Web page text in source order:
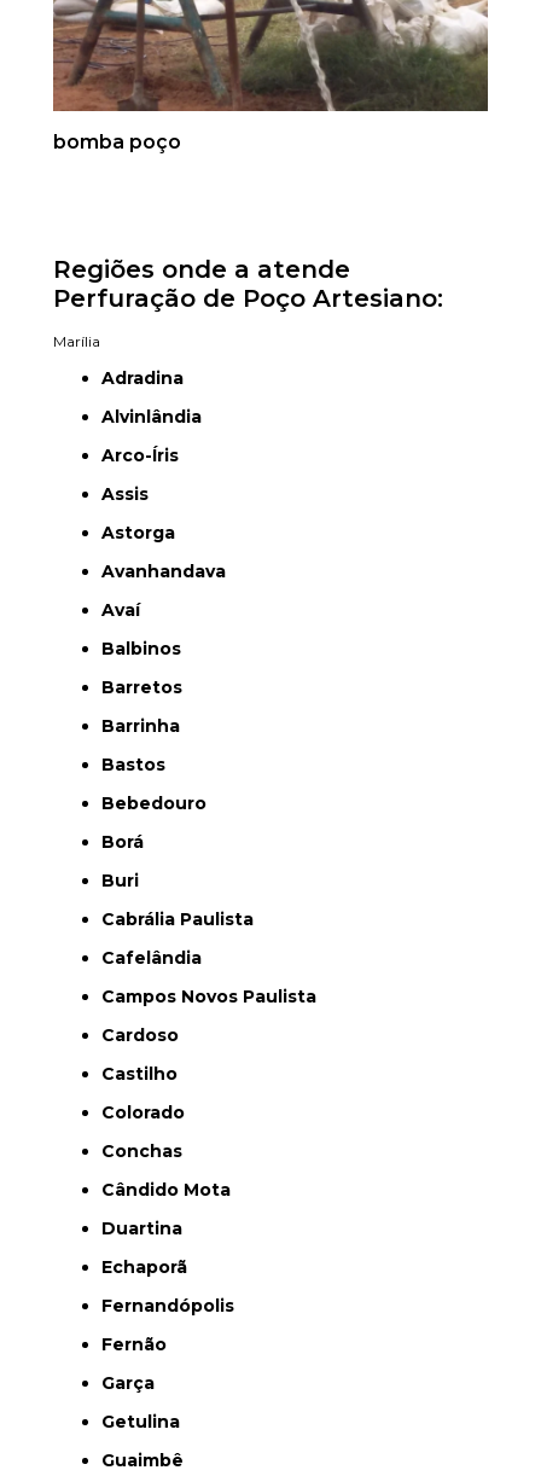
bomba poço
Regiões onde a atende
Perfuração de Poço Artesiano:
Marília
Adradina
Alvinlândia
Arco-Íris
Assis
Astorga
Avanhandava
Avaí
Balbinos
Barretos
Barrinha
Bastos
Bebedouro
Borá
Buri
Cabrália Paulista
Cafelândia
Campos Novos Paulista
Cardoso
Castilho
Colorado
Conchas
Cândido Mota
Duartina
Echaporã
Fernandópolis
Fernão
Garça
Getulina
Guaimbê